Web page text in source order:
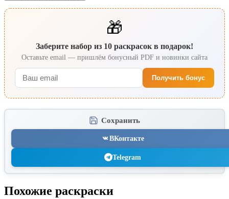
🎁
Заберите набор из 10 раскрасок в подарок!
Оставьте email — пришлём бонусный PDF и новинки сайта
Получить бонус
Сохранить
ВКонтакте
Telegram
Похожие раскраски